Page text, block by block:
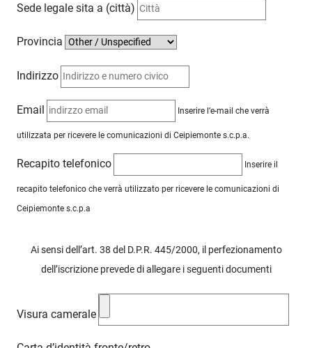
Sede legale sita a (città)
Provincia
Indirizzo
Email Inserire l’e-mail che verrà
utilizzata per ricevere le comunicazioni di Ceipiemonte s.c.p.a.
Recapito telefonico Inserire il
recapito telefonico che verrà utilizzato per ricevere le comunicazioni di
Ceipiemonte s.c.p.a
Ai sensi dell’art. 38 del D.P.R. 445/2000, il perfezionamento
dell’iscrizione prevede di allegare i seguenti documenti
Visura camerale